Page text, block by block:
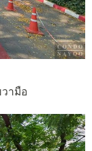
ามือ